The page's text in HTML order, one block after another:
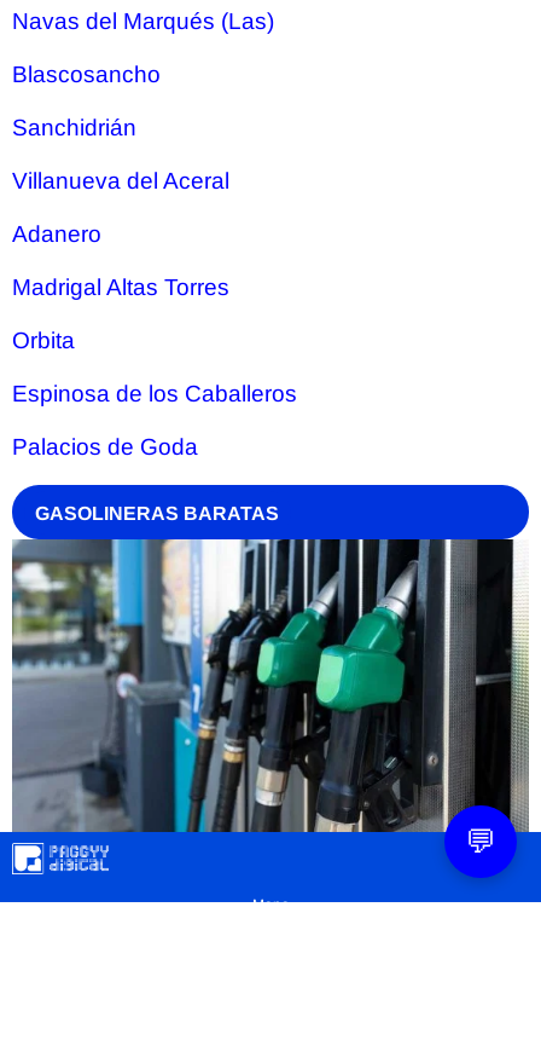
Navas del Marqués (Las)
Blascosancho
Sanchidrián
Villanueva del Aceral
Adanero
Madrigal Altas Torres
Orbita
Espinosa de los Caballeros
Palacios de Goda
GASOLINERAS BARATAS
Mapa
💬